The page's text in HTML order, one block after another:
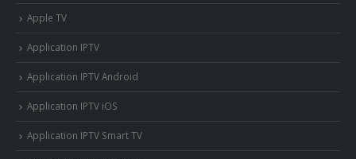
Apple TV
Application IPTV
Application IPTV Android
Application IPTV iOS
Application IPTV Smart TV